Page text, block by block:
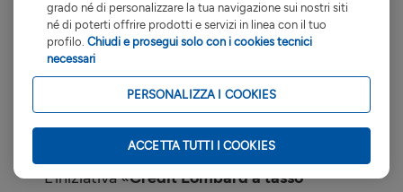
Nei casi in cui la divisa di negoziazione dello
strumento dovesse risultare differente
rispetto a quella del conto di regolamento
delle operazioni, la Banca applica un tasso
di cambio che incorpora una componente
di costo sotto forma di spread (differente in
funzione delle divise utilizzate).Dettagli
L’iniziativa «Credit Lombard a tasso
grado né di personalizzare la tua navigazione sui nostri siti
né di poterti offrire prodotti e servizi in linea con il tuo
profilo. Chiudi e prosegui solo con i cookies tecnici
necessari
PERSONALIZZA I COOKIES
ACCETTA TUTTI I COOKIES